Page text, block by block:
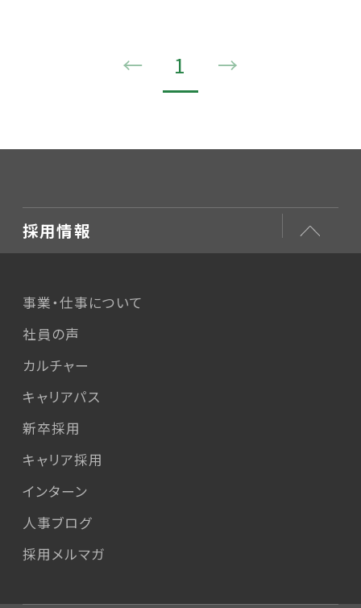
← 1 →
採用情報
事業・仕事について
社員の声
カルチャー
キャリアパス
新卒採用
キャリア採用
インターン
人事ブログ
採用メルマガ